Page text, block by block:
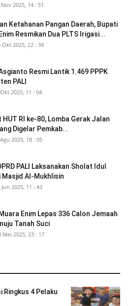
2025, 14 : 51
Ketahanan Pangan Daerah, Bupati
Resmikan Dua PLTS Irigasi...
Okt 2025, 22 : 39
Resmi Lantik 1.469 PPPK
PALI
2025, 11 : 04
HUT RI ke-80, Lomba Gerak Jalan
Digelar Pemkab...
2025, 18 : 05
PALI Laksanakan Sholat Idul
Masjid Al-Mukhlisin
2025, 11 : 43
Enim Lepas 336 Calon Jemaah
Tanah Suci
Mei 2025, 23 : 17
Ringkus 4 Pelaku